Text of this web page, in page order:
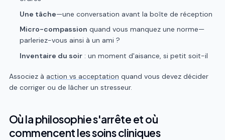
Une tâche—une conversation avant la boîte de réception
Micro-compassion quand vous manquez une norme—
parleriez-vous ainsi à un ami ?
Inventaire du soir: un moment d'aisance, si petit soit-il
Associez à action vs acceptation quand vous devez décider
de corriger ou de lâcher un stresseur.
Où la philosophie s'arrête et où
commencent les soins cliniques